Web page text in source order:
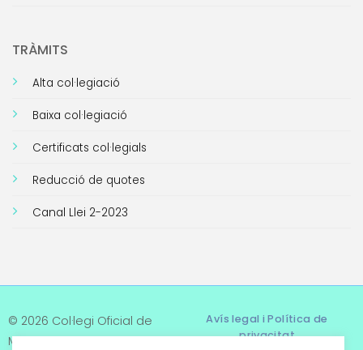
TRÀMITS
Alta col·legiació
Baixa col·legiació
Certificats col·legials
Reducció de quotes
Canal Llei 2-2023
© 2026 Col·legi Oficial de
Metges de Tarragona. Tots
Avís legal i Política de
privacitat